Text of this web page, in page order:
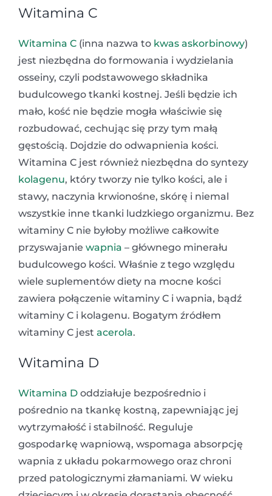
Witamina C
Witamina C (inna nazwa to kwas askorbinowy)
jest niezbędna do formowania i wydzielania
osseiny, czyli podstawowego składnika
budulcowego tkanki kostnej. Jeśli będzie ich
mało, kość nie będzie mogła właściwie się
rozbudować, cechując się przy tym małą
gęstością. Dojdzie do odwapnienia kości.
Witamina C jest również niezbędna do syntezy
kolagenu, który tworzy nie tylko kości, ale i
stawy, naczynia krwionośne, skórę i niemal
wszystkie inne tkanki ludzkiego organizmu. Bez
witaminy C nie byłoby możliwe całkowite
przyswajanie wapnia – głównego minerału
budulcowego kości. Właśnie z tego względu
wiele suplementów diety na mocne kości
zawiera połączenie witaminy C i wapnia, bądź
witaminy C i kolagenu. Bogatym źródłem
witaminy C jest acerola.
Witamina D
Witamina D oddziałuje bezpośrednio i
pośrednio na tkankę kostną, zapewniając jej
wytrzymałość i stabilność. Reguluje
gospodarkę wapniową, wspomaga absorpcję
wapnia z układu pokarmowego oraz chroni
przed patologicznymi złamaniami. W wieku